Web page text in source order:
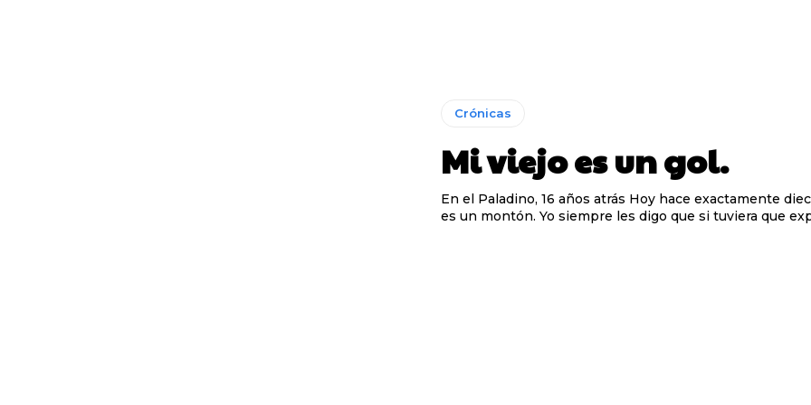
hecho que brille el sol de nuestro fútbol de cada día. Todos tienen sus méritos, a cada quien lo suyo, pero para mí ninguno como Kubala
hecho que brille el sol de nuestro fútbol de cada día. Todos tienen sus méritos, a cada quien lo suyo, pero para mí ninguno como Kubala
Crónicas
Mi viejo es un gol.
En el Paladino, 16 años atrás Hoy hace exactamente dieciséis años y
es un montón. Yo siempre les digo que si tuviera que